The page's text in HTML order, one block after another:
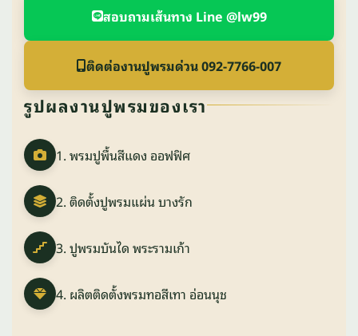
สอบถามเส้นทาง Line @lw99
ติดต่องานปูพรมด่วน 092-7766-007
รูปผลงานปูพรมของเรา
1. พรมปูพื้นสีแดง ออฟฟิศ
2. ติดตั้งปูพรมแผ่น บางรัก
3. ปูพรมบันได พระรามเก้า
4. ผลิตติดตั้งพรมทอสีเทา อ่อนนุช